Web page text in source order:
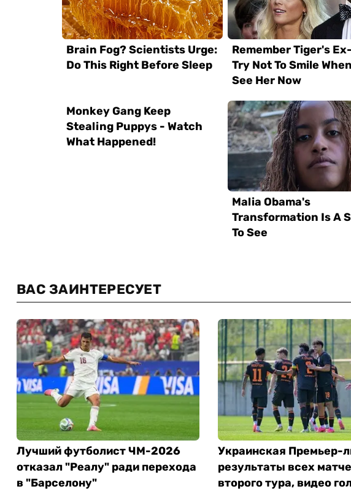
ВАС ЗАИНТЕРЕСУЕТ
Лучший футболист ЧМ-2026
отказал "Реалу" ради перехода
в "Барселону"
Украинская Премьер-
результаты всех
второго тура, видео